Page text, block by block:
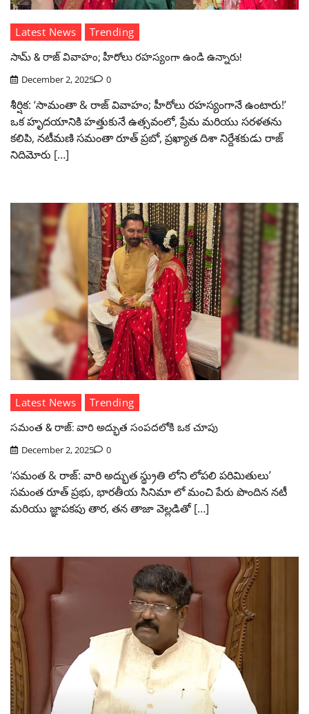
Latest News
Trending
సామ్ & రాజ్ వివాహం; హీరోలు రహస్యంగా ఉండి ఉన్నారు!
December 2, 2025 0
శీర్షిక: ‘సామంతా & రాజ్ వివాహం; హీరోలు రహస్యంగానే ఉంటారు!’
ఒక హృదయానికి హత్తుకునే ఉత్సవంలో, ప్రేమ మరియు సరళతను
కలిపి, నటీమణి సమంతా రూత్ ప్రబో, ప్రఖ్యాత దిశా నిర్దేశకుడు రాజ్
నిదిమోరు […]
Latest News
Trending
సమంత & రాజ్: వారి అద్భుత సంపదలోకి ఒక చూపు
December 2, 2025 0
‘సమంత & రాజ్: వారి అద్భుత స్థ్రుతి లోని లోపలి పరిమితులు’
సమంత రూత్ ప్రభు, భారతీయ సినిమా లో మంచి పేరు పొందిన నటీ
మరియు జ్ఞాపకపు తార, తన తాజా వెల్లడితో […]